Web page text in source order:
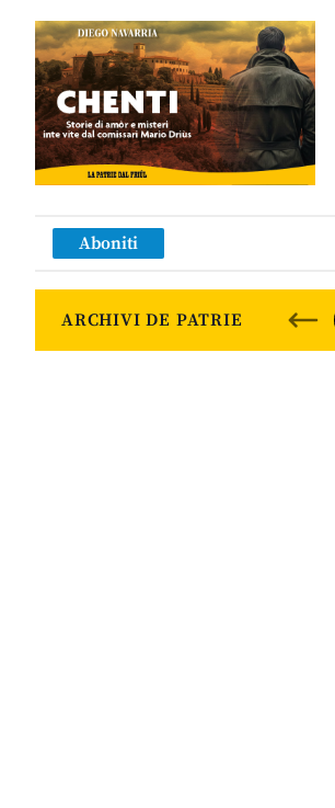
Aboniti
ARCHIVI DE PATRIE